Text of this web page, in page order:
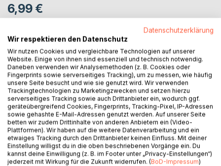
6,99 €
IN DEN WARENKORB
Auf die Merkliste
Titel bewerten
Datenschutzerklärung
Wir respektieren den Datenschutz
Wir nutzen Cookies und vergleichbare Technologien auf unserer
Website. Einige von ihnen sind essenziell und technisch notwendig.
Daneben verwenden wir Analysemethoden (z. B. Cookies oder
Fingerprints sowie serverseitiges Tracking), um zu messen, wie häufig
unsere Seite besucht und wie sie genutzt wird. Wir verwenden
Trackingtechnologien zu Marketingzwecken und setzen hierzu
serverseitiges Tracking sowie auch Drittanbieter ein, wodurch ggf.
geräteübergreifend Cookies, Fingerprints, Tracking-Pixel, IP-Adressen
sowie gehashte E-Mail-Adressen genutzt werden. Auf unserer Seite
betten wir zudem Drittinhalte von anderen Anbietern ein (Video-
Plattformen). Wir haben auf die weitere Datenverarbeitung und ein
etwaiges Tracking durch den Drittanbieter keinen Einfluss. Mit deiner
Einstellung willigst du in die oben beschriebenen Vorgänge ein. Du
kannst deine Einwilligung (z. B. im Footer unter „Privacy-Einstellungen“)
jederzeit mit Wirkung für die Zukunft widerrufen. (BoD-Impressum)